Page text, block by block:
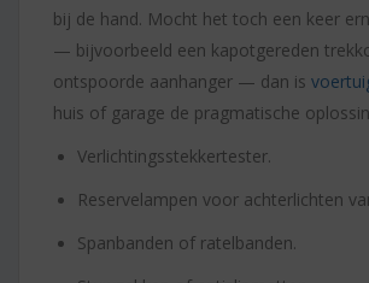
bij de hand. Mocht het toch een keer
— bijvoorbeeld een kapotgereden
ontspoorde aanhanger — dan is
huis of garage de pragmatische
Verlichtingsstekkertester.
Reservelampen voor achterlichten
Spanbanden of ratelbanden.